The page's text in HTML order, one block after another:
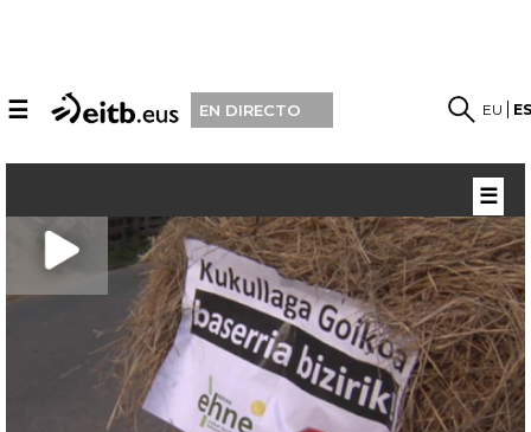
☰ EN DIRECTO EU
☰